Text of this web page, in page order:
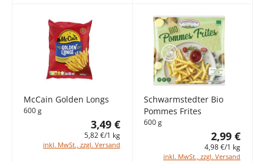
McCain Golden Longs
600 g
3,49 €
5,82 €/1 kg
inkl. MwSt., zzgl. Versand
Schwarmstedter Bio
Pommes Frites
600 g
2,99 €
4,98 €/1 kg
inkl. MwSt., zzgl. Versand